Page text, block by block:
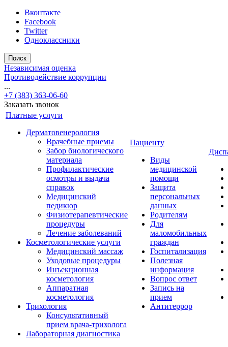
Вконтакте
Facebook
Twitter
Одноклассники
Поиск
Независимая оценка
Противодействие коррупции
...
+7 (383) 363-06-60
Заказать звонок
Платные услуги
Дерматовенерология
Врачебные приемы
Забор биологического
материала
Профилактические
осмотры и выдача
справок
Медицинский
педикюр
Физиотерапевтические
процедуры
Лечение заболеваний
Косметологические услуги
Медицинский массаж
Уходовые процедуры
Инъекционная
косметология
Аппаратная
косметология
Трихология
Консультативный
прием врача-трихолога
Лабораторная диагностика
Пациенту
Виды
медицинской
помощи
Защита
персональных
данных
Родителям
Для
маломобильных
граждан
Госпитализация
Полезная
информация
Вопрос ответ
Запись на
прием
Антитеррор